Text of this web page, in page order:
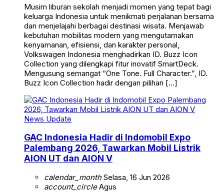
Musim liburan sekolah menjadi momen yang tepat bagi
keluarga Indonesia untuk menikmati perjalanan bersama
dan menjelajahi berbagai destinasi wisata. Menjawab
kebutuhan mobilitas modern yang mengutamakan
kenyamanan, efisiensi, dan karakter personal,
Volkswagen Indonesia menghadirkan ID. Buzz Icon
Collection yang dilengkapi fitur inovatif SmartDeck.
Mengusung semangat “One Tone. Full Character.”, ID.
Buzz Icon Collection hadir dengan pilihan […]
News Update
GAC Indonesia Hadir di Indomobil Expo
Palembang 2026, Tawarkan Mobil Listrik
AION UT dan AION V
calendar_monthSelasa, 16 Jun 2026
account_circleAgus